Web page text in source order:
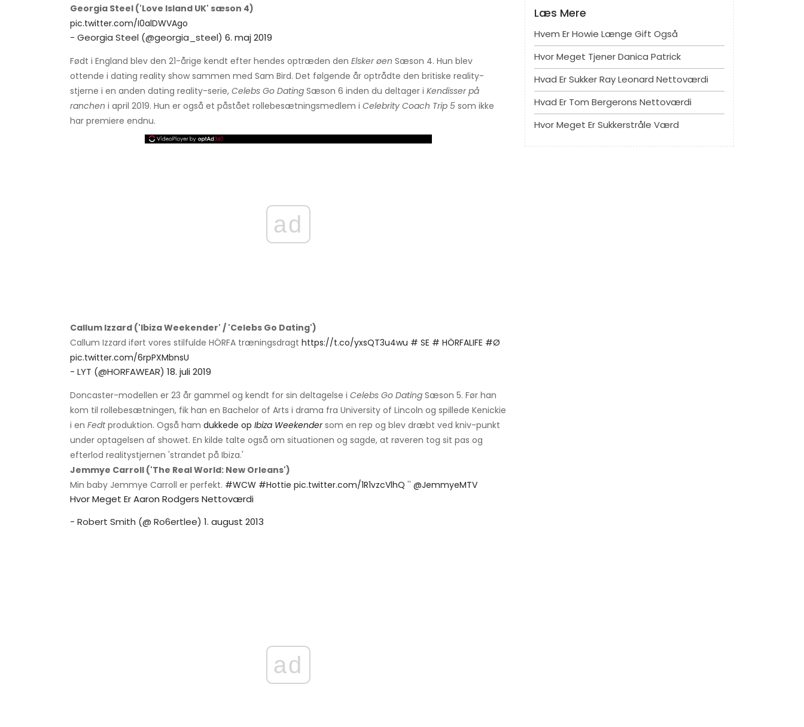
Georgia Steel ('Love Island UK' sæson 4)
pic.twitter.com/I0alDWVAgo
- Georgia Steel (@georgia_steel) 6. maj 2019
Født i England blev den 21-årige kendt efter hendes optræden den Elsker øen Sæson 4. Hun blev
ottende i dating reality show sammen med Sam Bird. Det følgende år optrådte den britiske reality-
stjerne i en anden dating reality-serie, Celebs Go Dating Sæson 6 inden du deltager i Kendisser på
ranchen i april 2019. Hun er også et påstået rollebesætningsmedlem i Celebrity Coach Trip 5 som ikke
har premiere endnu.
ad
Callum Izzard ('Ibiza Weekender' / 'Celebs Go Dating')
Callum Izzard iført vores stilfulde HÖRFA træningsdragt https://t.co/yxsQT3u4wu # SE # HÖRFALIFE #Ø
pic.twitter.com/6rpPXMbnsU
- LYT (@HORFAWEAR) 18. juli 2019
Doncaster-modellen er 23 år gammel og kendt for sin deltagelse i Celebs Go Dating Sæson 5. Før han
kom til rollebesætningen, fik han en Bachelor of Arts i drama fra University of Lincoln og spillede Kenickie
i en Fedtproduktion. Også ham dukkede op Ibiza Weekender som en rep og blev dræbt ved kniv-punkt
under optagelsen af ​​showet. En kilde talte også om situationen og sagde, at røveren tog sit pas og
efterlod realitystjernen 'strandet på Ibiza.'
Jemmye Carroll ('The Real World: New Orleans')
Min baby Jemmye Carroll er perfekt. #WCW #Hottie pic.twitter.com/1R1vzcVlhQ '' @JemmyeMTV
Hvor Meget Er Aaron Rodgers Nettoværdi
- Robert Smith (@ Ro6ertlee) 1. august 2013
ad
Læs Mere
Hvem Er Howie Længe Gift Også
Hvor Meget Tjener Danica Patrick
Hvad Er Sukker Ray Leonard Nettoværdi
Hvad Er Tom Bergerons Nettoværdi
Hvor Meget Er Sukkerstråle Værd